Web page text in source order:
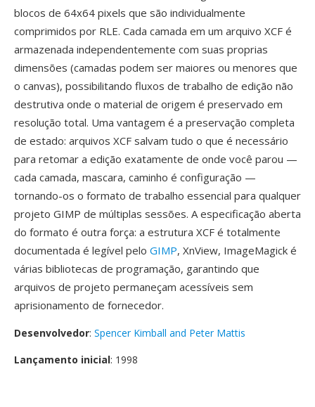
blocos de 64x64 pixels que são individualmente
comprimidos por RLE. Cada camada em um arquivo XCF é
armazenada independentemente com suas proprias
dimensões (camadas podem ser maiores ou menores que
o canvas), possibilitando fluxos de trabalho de edição não
destrutiva onde o material de origem é preservado em
resolução total. Uma vantagem é a preservação completa
de estado: arquivos XCF salvam tudo o que é necessário
para retomar a edição exatamente de onde você parou —
cada camada, mascara, caminho é configuração —
tornando-os o formato de trabalho essencial para qualquer
projeto GIMP de múltiplas sessões. A especificação aberta
do formato é outra força: a estrutura XCF é totalmente
documentada é legível pelo GIMP, XnView, ImageMagick é
várias bibliotecas de programação, garantindo que
arquivos de projeto permaneçam acessíveis sem
aprisionamento de fornecedor.
Desenvolvedor: Spencer Kimball and Peter Mattis
Lançamento inicial: 1998